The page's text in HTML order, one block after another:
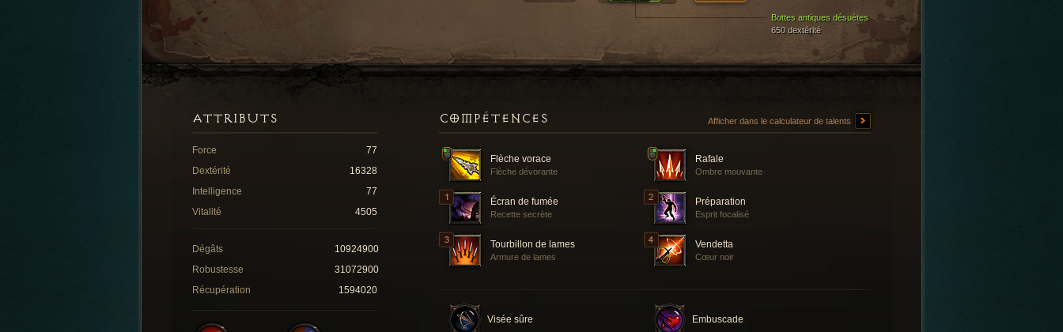
Bottes antiques désuètes
650 dextérité
COMPÉTENCES Afficher dans le calculateur de talents
Flèche vorace
Flèche dévorante
Rafale
Ombre mouvante
Écran de fumée
Recette secrète
Préparation
Esprit focalisé
Tourbillon de lames
Armure de lames
Vendetta
Cœur noir
Visée sûre Embuscade
ATTRIBUTS
Force
77
Dextérité
16328
Intelligence
77
Vitalité
4505
Dégâts
10924900
Robustesse
31072900
Récupération
1594020